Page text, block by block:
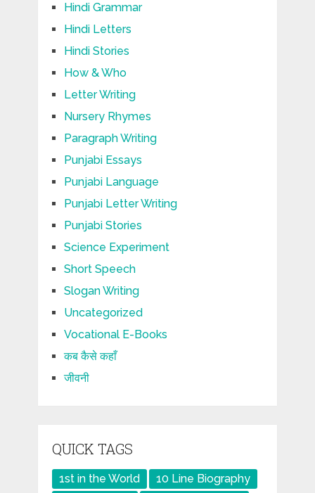
Hindi Grammar
Hindi Letters
Hindi Stories
How & Who
Letter Writing
Nursery Rhymes
Paragraph Writing
Punjabi Essays
Punjabi Language
Punjabi Letter Writing
Punjabi Stories
Science Experiment
Short Speech
Slogan Writing
Uncategorized
Vocational E-Books
कब कैसे कहाँ
जीवनी
QUICK TAGS
1st in the World
10 Line Biography